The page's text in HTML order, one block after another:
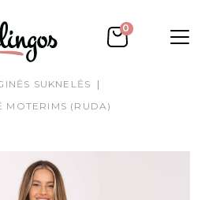
0
SUKNELĖS
MOTERIMS (RUDA)